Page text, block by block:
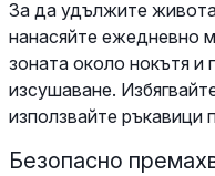
За да удължите
нанасяйте ежедневно
зоната около нокътя и
изсушаване.
използвайте ръкавици
Безопасно